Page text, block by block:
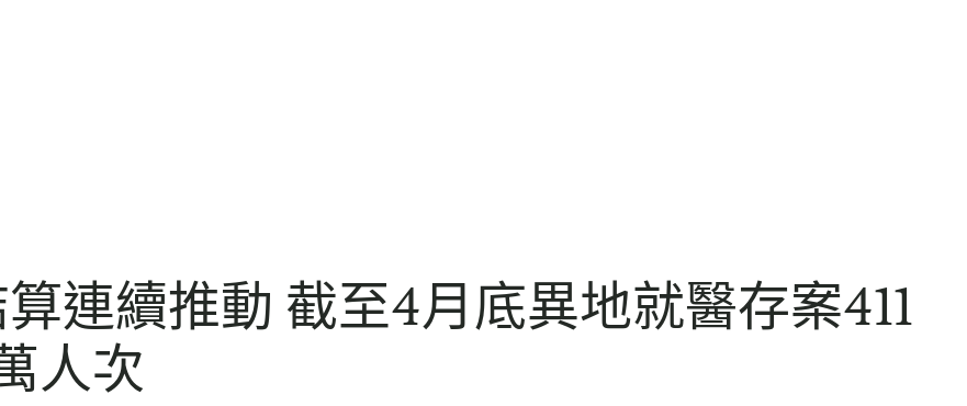
連續推動 截至4月底異地就醫存案411
人次